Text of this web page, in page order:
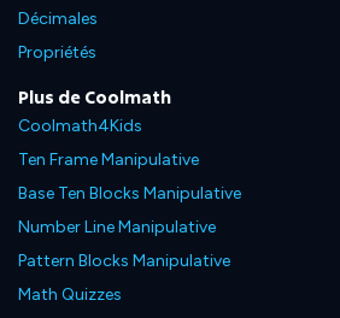
Décimales
Propriétés
Plus de Coolmath
Coolmath4Kids
Ten Frame Manipulative
Base Ten Blocks Manipulative
Number Line Manipulative
Pattern Blocks Manipulative
Math Quizzes